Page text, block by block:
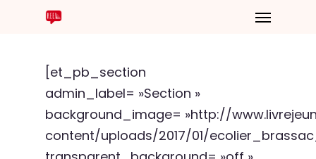
[et_pb_section
admin_label= »Section »
background_image= »http://
content/uploads/2017/01/